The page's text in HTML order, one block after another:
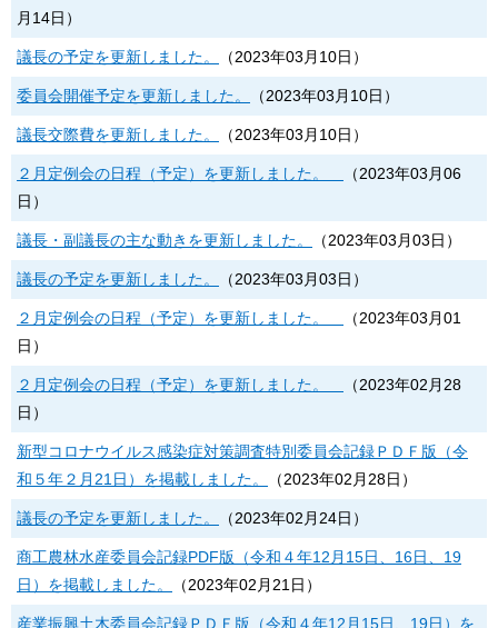
月14日 ）
議長の予定を更新しました。 （2023年03月10日 ）
委員会開催予定を更新しました。 （2023年03月10日 ）
議長交際費を更新しました。 （2023年03月10日 ）
２月定例会の日程（予定）を更新しました。 （2023年03月06
日 ）
議長・副議長の主な動きを更新しました。 （2023年03月03日 ）
議長の予定を更新しました。 （2023年03月03日 ）
２月定例会の日程（予定）を更新しました。 （2023年03月01
日 ）
２月定例会の日程（予定）を更新しました。 （2023年02月28
日 ）
新型コロナウイルス感染症対策調査特別委員会記録ＰＤＦ版（令
和５年２月21日）を掲載しました。
（2023年02月28日 ）
議長の予定を更新しました。 （2023年02月24日 ）
商工農林水産委員会記録PDF版（令和４年12月15日、16日、19
日）を掲載しました。
（2023年02月21日 ）
産業振興土木委員会記録ＰＤＦ版（令和４年12月15日、19日）を